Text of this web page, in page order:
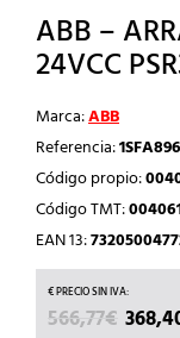
ABB –
24VCC
Marca:ABB
Referencia:
Código propio:
Código TMT:
EAN 13:
566,77€ EL